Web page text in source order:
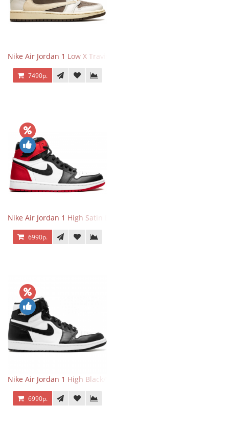
Nike Air Jordan 1 Low X Travis Scott Reverse Mocha
7490р.
Nike Air Jordan 1 High Satin Black Toe
6990р.
Nike Air Jordan 1 High Black/White
6990р.